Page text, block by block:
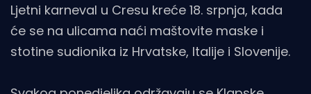
Ljetni karneval u Cresu kreće 18. srpnja, kada
će se na ulicama naći maštovite maske i
stotine sudionika iz Hrvatske, Italije i Slovenije.